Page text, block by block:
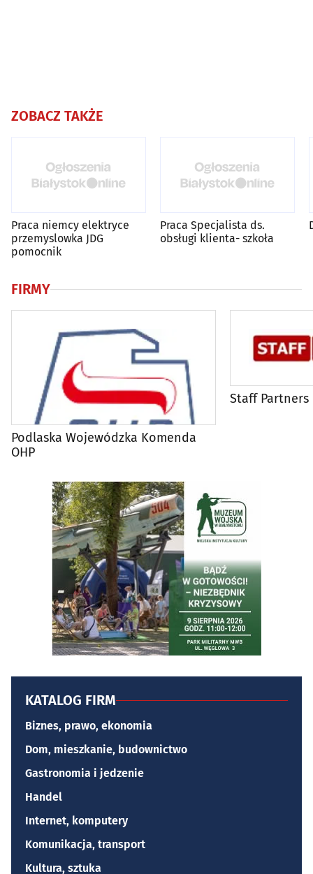
ZOBACZ TAKŻE
Praca niemcy elektryce
przemyslowka JDG
pomocnik
Praca Specjalista ds.
obsługi klienta- szkoła
FIRMY
Podlaska Wojewódzka Komenda
OHP
Staff Partners
KATALOG FIRM
Biznes, prawo, ekonomia
Dom, mieszkanie, budownictwo
Gastronomia i jedzenie
Handel
Internet, komputery
Komunikacja, transport
Kultura, sztuka